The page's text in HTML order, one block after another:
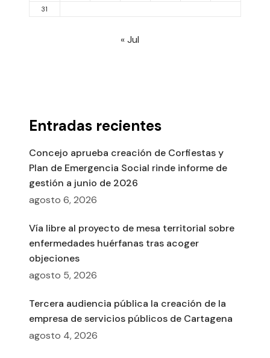
31
« Jul
Entradas recientes
Concejo aprueba creación de Corfiestas y
Plan de Emergencia Social rinde informe de
gestión a junio de 2026
agosto 6, 2026
Vía libre al proyecto de mesa territorial sobre
enfermedades huérfanas tras acoger
objeciones
agosto 5, 2026
Tercera audiencia pública la creación de la
empresa de servicios públicos de Cartagena
agosto 4, 2026